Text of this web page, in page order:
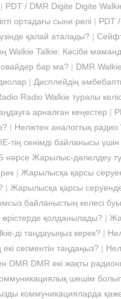
| PDT / DMR Digite Digite
ортадағы сыни рөлі | PDT
қалай аталады? |
Walkie Talkie: Кәсіби
бар ма? | DMR
| Дисплейдің
Radio Walkie туралы
арналған кеңестер |
| Неліктен аналогтық
тің сенімді байланысы
5 нәрсе Жарылыс-дәлелдеу
| Жарылысқа қарсы
| Жарылысқа қарсы
байланыстың келесі
қолданылады? |
ді таңдауыңыз керек? |
сегментін таңдаңыз? |
DMR DMR екі жақты
коммуникациялық шешім
коммуникацияларда